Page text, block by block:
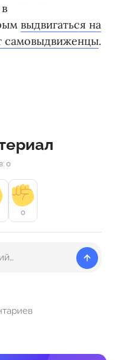
выдвигаться на
самовыдвиженцы.
0
0